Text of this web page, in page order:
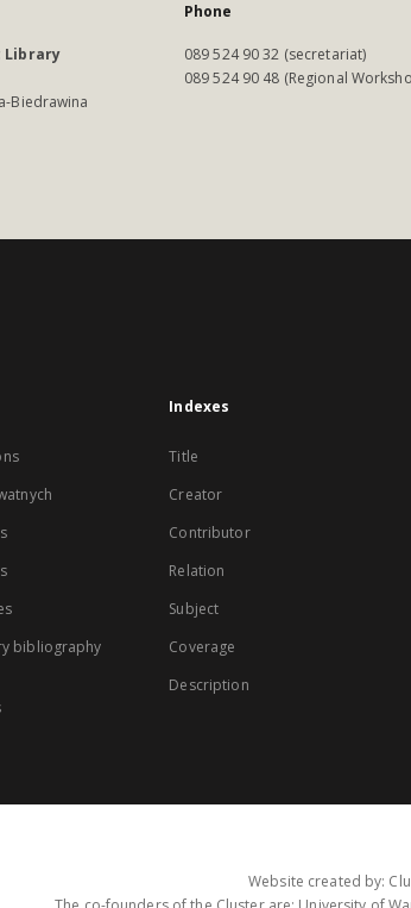
Library
Biedrawina
Phone
089 524 90 32 (secretariat)
089 524 90 48 (Regional
bibliography
Indexes
Title
Creator
Contributor
Relation
Subject
Coverage
Description
Website created by: